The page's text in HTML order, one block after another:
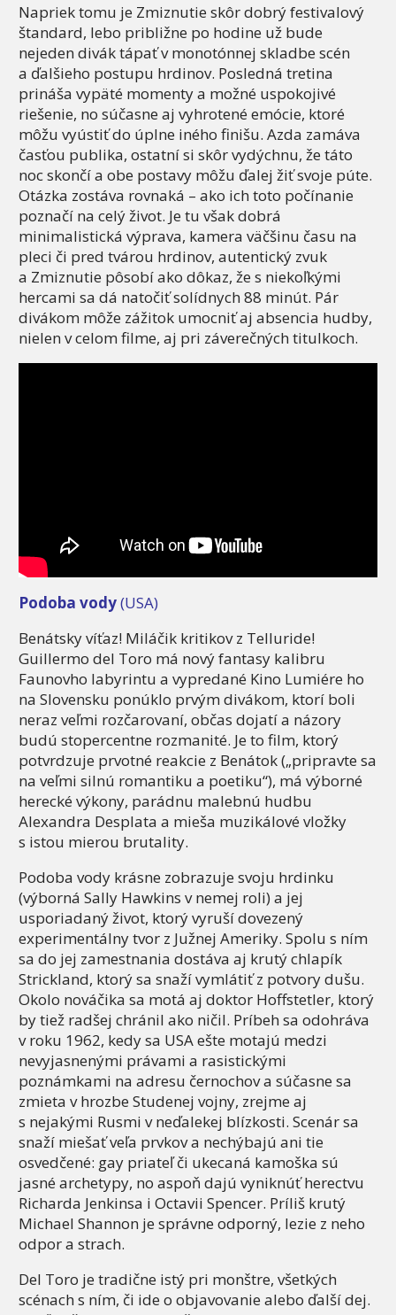
Napriek tomu je Zmiznutie skôr dobrý festivalový
štandard, lebo približne po hodine už bude
nejeden divák tápať v monotónnej skladbe scén
a ďalšieho postupu hrdinov. Posledná tretina
prináša vypäté momenty a možné uspokojivé
riešenie, no súčasne aj vyhrotené emócie, ktoré
môžu vyústiť do úplne iného finišu. Azda zamáva
časťou publika, ostatní si skôr vydýchnu, že táto
noc skončí a obe postavy môžu ďalej žiť svoje púte.
Otázka zostáva rovnaká – ako ich toto počínanie
poznačí na celý život. Je tu však dobrá
minimalistická výprava, kamera väčšinu času na
pleci či pred tvárou hrdinov, autentický zvuk
a Zmiznutie pôsobí ako dôkaz, že s niekoľkými
hercami sa dá natočiť solídnych 88 minút. Pár
divákom môže zážitok umocniť aj absencia hudby,
nielen v celom filme, aj pri záverečných titulkoch.
Podoba vody(USA)
Benátsky víťaz! Miláčik kritikov z Telluride!
Guillermo del Toro má nový fantasy kalibru
Faunovho labyrintu a vypredané Kino Lumiére ho
na Slovensku ponúklo prvým divákom, ktorí boli
neraz veľmi rozčarovaní, občas dojatí a názory
budú stopercentne rozmanité. Je to film, ktorý
potvrdzuje prvotné reakcie z Benátok („pripravte sa
na veľmi silnú romantiku a poetiku“), má výborné
herecké výkony, parádnu malebnú hudbu
Alexandra Desplata a mieša muzikálové vložky
s istou mierou brutality.
Podoba vody krásne zobrazuje svoju hrdinku
(výborná Sally Hawkins v nemej roli) a jej
usporiadaný život, ktorý vyruší dovezený
experimentálny tvor z Južnej Ameriky. Spolu s ním
sa do jej zamestnania dostáva aj krutý chlapík
Strickland, ktorý sa snaží vymlátiť z potvory dušu.
Okolo nováčika sa motá aj doktor Hoffstetler, ktorý
by tiež radšej chránil ako ničil. Príbeh sa odohráva
v roku 1962, kedy sa USA ešte motajú medzi
nevyjasnenými právami a rasistickými
poznámkami na adresu černochov a súčasne sa
zmieta v hrozbe Studenej vojny, zrejme aj
s nejakými Rusmi v neďalekej blízkosti. Scenár sa
snaží miešať veľa prvkov a nechýbajú ani tie
osvedčené: gay priateľ či ukecaná kamoška sú
jasné archetypy, no aspoň dajú vyniknúť herectvu
Richarda Jenkinsa i Octavii Spencer. Príliš krutý
Michael Shannon je správne odporný, lezie z neho
odpor a strach.
Del Toro je tradične istý pri monštre, všetkých
scénach s ním, či ide o objavovanie alebo ďalší dej.